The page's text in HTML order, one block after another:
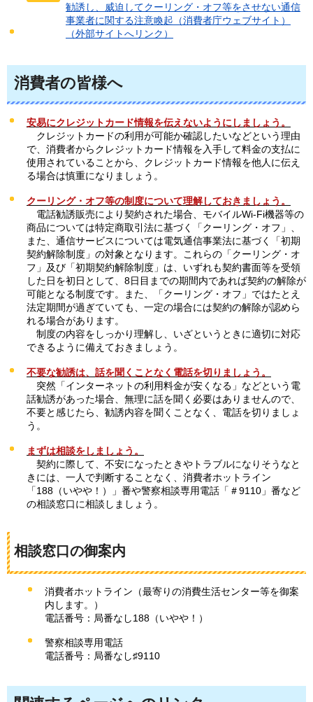
勧誘し、威迫してクーリング・オフ等をさせない通信
事業者に関する注意喚起（消費者庁ウェブサイト）
（外部サイトへリンク）
消費者の皆様へ
安易にクレジットカード情報を伝えないようにしましょう。
ク レジットカードの利用が可能か確認したいなどという理由
で、消費者からクレジットカード情報を入手して料金の支払に
使用されていることから、クレジットカード情報を他人に伝え
る場合は慎重になりましょう。
クーリング・オフ等の制度について理解しておきましょう。
電話勧誘販売により契約された場合、モバイルWi-Fi機器等の
商品については特定商取引法に基づく「クーリング・オフ」、
また、通信サービスについては電気通信事業法に基づく「初期
契約解除制度」の対象となります。これらの「クーリング・オ
フ」及び「初期契約解除制度」は、いずれも契約書面等を受領
した日を初日として、8日目までの期間内であれば契約の解除が
可能となる制度です。また、「クーリング・オフ」ではたとえ
法定期間が過ぎていても、一定の場合には契約の解除が認めら
れる場合があります。
制 度の内容をしっかり理解し、いざというときに適切に対応
できるように備えておきましょう。
不要な勧誘は、話を聞くことなく電話を切りましょう。
突然「インターネットの利用料金が安くなる」などという電
話勧誘があった場合、無理に話を聞く必要はありませんので、
不要と感じたら、勧誘内容を聞くことなく、電話を切りましょ
う。
まずは相談をしましょう。
契約に際して、不安になったときやトラブルになりそうなと
きには、一人で判断することなく、消費者ホットライン
「188（いやや！）」番や警察相談専用電話「＃9110」番など
の相談窓口に相談しましょう。
相談窓口の御案内
消費者ホットライン（最寄りの消費生活センター等を御案
内します。）
電話番号：局番なし188（いやや！）
警察相談専用電話
電話番号：局番なし♯9110